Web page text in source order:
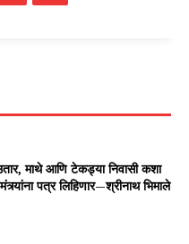
माथे आणि टेकड्या निवासी कशा
पत्र लिहिणार—श्रीनाथ भिमाले